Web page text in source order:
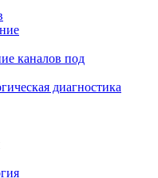
каналов под
диагностика